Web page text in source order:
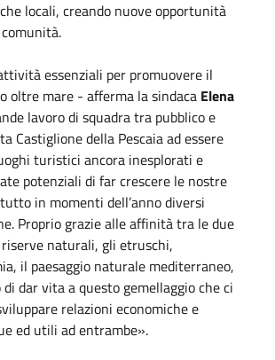
locali, creando nuove opportunità
essenziali per promuovere il
oltre mare - afferma la sindaca Elena
lavoro di squadra tra pubblico e
Castiglione della Pescaia ad essere
turistici ancora inesplorati e
potenziali di far crescere le nostre
in momenti dell’anno diversi
Proprio grazie alle affinità tra le due
naturali, gli etruschi,
il paesaggio naturale mediterraneo,
di dar vita a questo gemellaggio che ci
relazioni economiche e
ed utili ad entrambe».